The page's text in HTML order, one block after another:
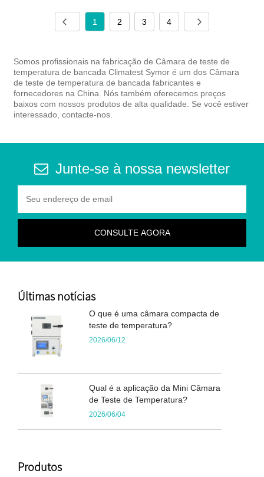
1 2 3 4
Somos profissionais na fabricação de Câmara de teste de
temperatura de bancada Climatest Symor é um dos Câmara
de teste de temperatura de bancada fabricantes e
fornecedores na China. Nós também oferecemos preços
baixos com nossos produtos de alta qualidade. Se você estiver
interessado, contacte-nos.
Junte-se à nossa newsletter
Últimas notícias
O que é uma câmara compacta de
teste de temperatura?
2026/06/12
Qual é a aplicação da Mini Câmara
de Teste de Temperatura?
2026/06/04
Produtos